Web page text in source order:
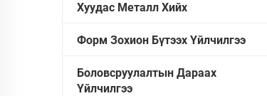
Хуудас Металл Хийх
Форм Зохион Бүтээх Үйлчилгээ
Боловсруулалтын Дараах
Үйлчилгээ